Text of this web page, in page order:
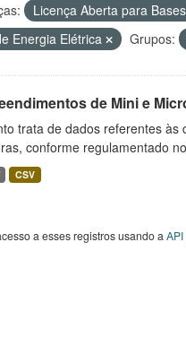
Licença Aberta para
Energia Elétrica
Grupos:
de Mini e
trata de dados referentes
conforme regulamentado
CSV
a esses registros usando a API